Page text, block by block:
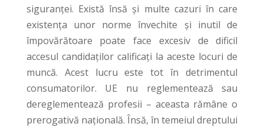
siguranței. Există însă și multe cazuri în care
existența unor norme învechite și inutil de
împovărătoare poate face excesiv de dificil
accesul candidaților calificați la aceste locuri de
muncă. Acest lucru este tot în detrimentul
consumatorilor. UE nu reglementează sau
dereglementează profesii – aceasta rămâne o
prerogativă națională. Însă, în temeiul dreptului